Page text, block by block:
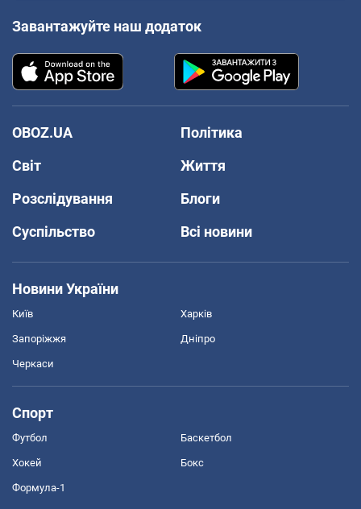
Завантажуйте наш додаток
OBOZ.UA
Політика
Світ
Життя
Розслідування
Блоги
Суспільство
Всі новини
Новини України
Київ Харків
Запоріжжя Дніпро
Черкаси
Спорт
Футбол Баскетбол
Хокей Бокс
Формула-1